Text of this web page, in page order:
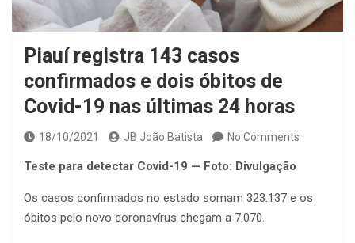
Piauí registra 143 casos
confirmados e dois óbitos de
Covid-19 nas últimas 24 horas
18/10/2021 JB João Batista No Comments
Teste para detectar Covid-19 — Foto: Divulgação
Os casos confirmados no estado somam 323.137 e os
óbitos pelo novo coronavírus chegam a 7.070.